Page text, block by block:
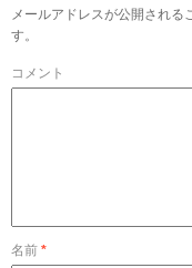
メールアドレスが公開され
す。
コメント
名前 *